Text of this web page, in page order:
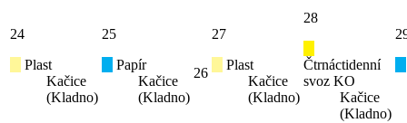
24
Plast
Kačice
(Kladno)
25
Papír
Kačice
(Kladno)
26
27
Plast
Kačice
(Kladno)
28
Čtrnáctidenní
svoz KO
Kačice
(Kladno)